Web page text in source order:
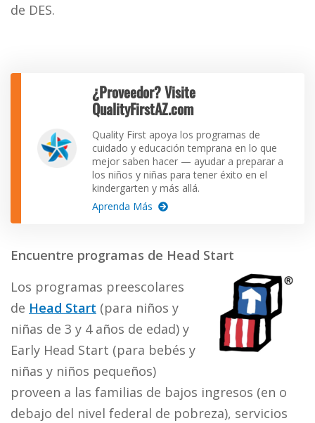
de DES.
¿Proveedor? Visite
QualityFirstAZ.com
Quality First apoya los programas de
cuidado y educación temprana en lo que
mejor saben hacer — ayudar a preparar a
los niños y niñas para tener éxito en el
kindergarten y más allá.
Aprenda Más
Encuentre programas de Head Start
Los programas preescolares
de Head Start (para niños y
niñas de 3 y 4 años de edad) y
Early Head Start (para bebés y
niñas y niños pequeños)
proveen a las familias de bajos ingresos (en o
debajo del nivel federal de pobreza), servicios